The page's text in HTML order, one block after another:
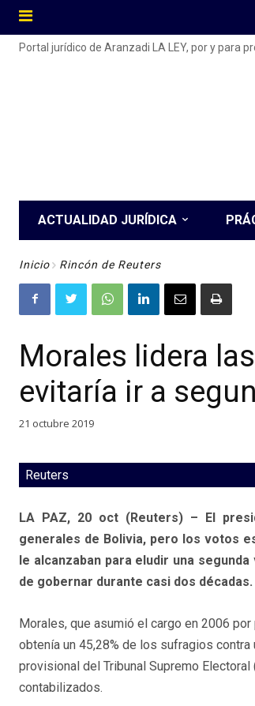
Portal jurídico de Aranzadi LA LEY, por y para
ACTUALIDAD JURÍDICA
Inicio Rincón de Reuters
Morales lidera
evitaría ir a
21 octubre 2019
Reuters
LA PAZ, 20 oct (Reuters) – El
generales de Bolivia, pero los votos
le alcanzaban para eludir una
de gobernar durante casi dos décadas.
Morales, que asumió el cargo en 2006
obtenía un 45,28% de los sufragios
provisional del Tribunal Supremo
contabilizados.